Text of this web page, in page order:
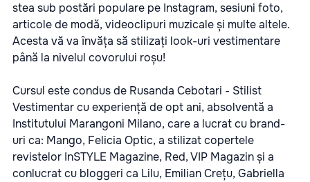
stea sub postări populare pe Instagram, sesiuni foto,
articole de modă, videoclipuri muzicale și multe altele.
Acesta vă va învăța să stilizați look-uri vestimentare
până la nivelul covorului roșu!
Cursul este condus de Rusanda Cebotari - Stilist
Vestimentar cu experiență de opt ani, absolventă a
Institutului Marangoni Milano, care a lucrat cu brand-
uri ca: Mango, Felicia Optic, a stilizat copertele
revistelor InSTYLE Magazine, Red, VIP Magazin și a
conlucrat cu bloggeri ca Lilu, Emilian Crețu, Gabriella